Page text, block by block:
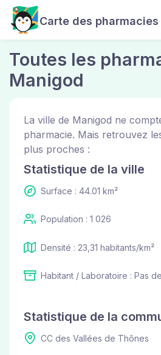
Carte des pharmacies
Toutes les
Manigod
La ville de Manigod ne
pharmacie. Mais retrouvez
plus proches :
Statistique de la ville
Surface : 44.01 km²
Population : 1 026
Densité : 23,31 habitants/km²
Habitant / Laboratoire : Pas
Statistique de la
CC des Vallées de Thônes